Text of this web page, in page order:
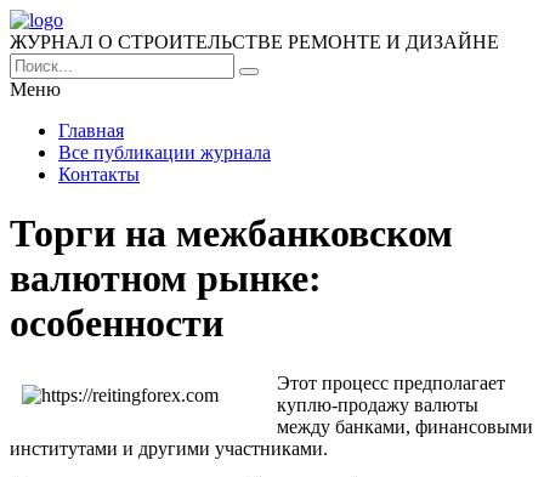
ЖУРНАЛ О СТРОИТЕЛЬСТВЕ РЕМОНТЕ И ДИЗАЙНЕ
Меню
Главная
Все публикации журнала
Контакты
Торги на межбанковском
валютном рынке:
особенности
Этот процесс предполагает
куплю-продажу валюты
между банками, финансовыми
институтами и другими участниками.